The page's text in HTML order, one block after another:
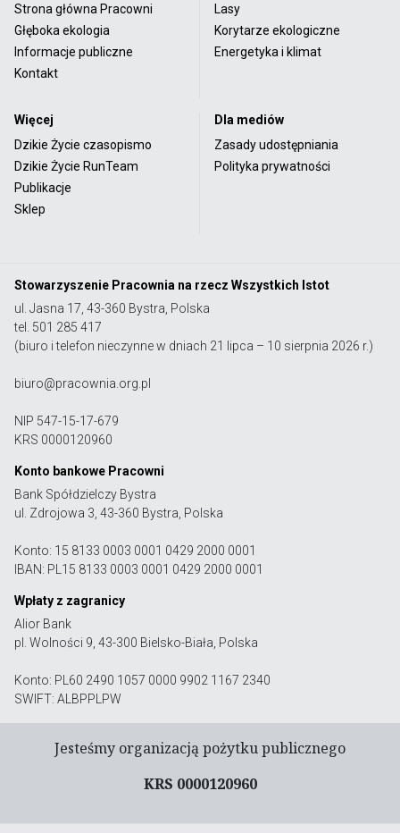
Strona główna Pracowni
Głęboka ekologia
Informacje publiczne
Kontakt
Lasy
Korytarze ekologiczne
Energetyka i klimat
Więcej
Dzikie Życie czasopismo
Dzikie Życie RunTeam
Publikacje
Sklep
Dla mediów
Zasady udostępniania
Polityka prywatności
Stowarzyszenie Pracownia na rzecz Wszystkich Istot
ul. Jasna 17, 43-360 Bystra, Polska
tel. 501 285 417
(biuro i telefon nieczynne w dniach 21 lipca – 10 sierpnia 2026 r.)
biuro@pracownia.org.pl
NIP 547-15-17-679
KRS 0000120960
Konto bankowe Pracowni
Bank Spółdzielczy Bystra
ul. Zdrojowa 3, 43-360 Bystra, Polska
Konto: 15 8133 0003 0001 0429 2000 0001
IBAN: PL15 8133 0003 0001 0429 2000 0001
Wpłaty z zagranicy
Alior Bank
pl. Wolności 9, 43-300 Bielsko-Biała, Polska
Konto: PL60 2490 1057 0000 9902 1167 2340
SWIFT: ALBPPLPW
Jesteśmy organizacją pożytku publicznego
KRS 0000120960